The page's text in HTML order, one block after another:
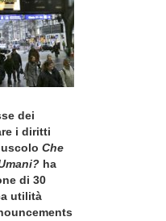
dei
i diritti
Che
ha
di 30
utilità